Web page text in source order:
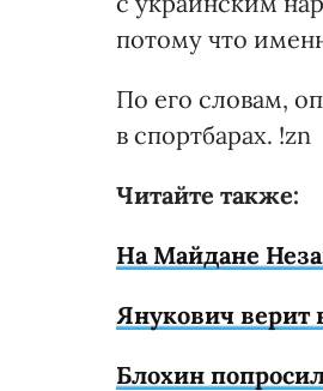
потому что
По его словам,
в спортбарах. !zn
Читайте также:
На Майдане
Янукович верит
Блохин